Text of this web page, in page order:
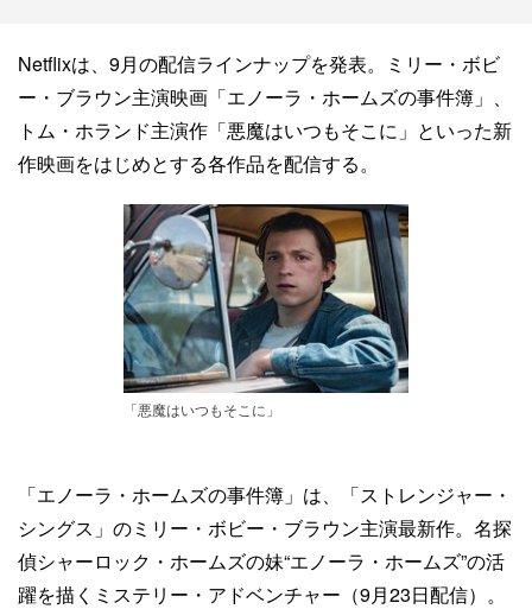
Netflixは、9月の配信ラインナップを発表。ミリー・ボビ
ー・ブラウン主演映画「エノーラ・ホームズの事件簿」、
トム・ホランド主演作「悪魔はいつもそこに」といった新
作映画をはじめとする各作品を配信する。
「悪魔はいつもそこに」
「エノーラ・ホームズの事件簿」は、「ストレンジャー・
シングス」のミリー・ボビー・ブラウン主演最新作。名探
偵シャーロック・ホームズの妹“エノーラ・ホームズ”の活
躍を描くミステリー・アドベンチャー（9月23日配信）。